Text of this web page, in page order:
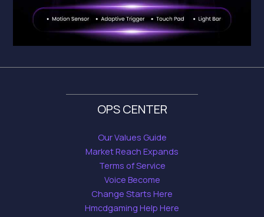
OPS CENTER
Our Values Guide
Market Reach Expands
Terms of Service
Voice Become
Change Starts Here
Hmcdgaming Help Here